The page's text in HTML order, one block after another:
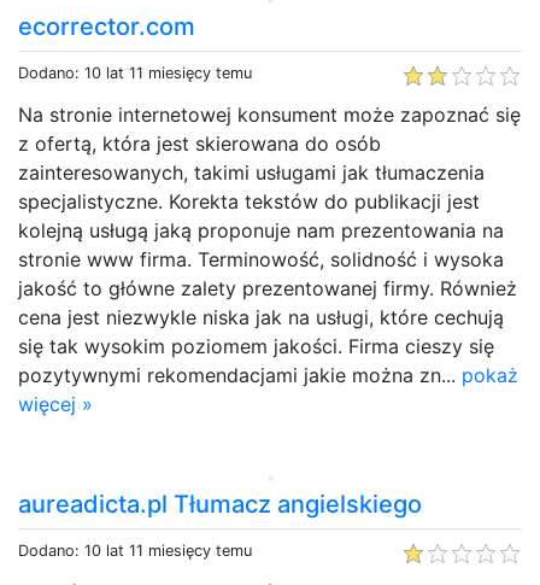
ecorrector.com
Dodano: 10 lat 11 miesięcy temu
Na stronie internetowej konsument może zapoznać się
z ofertą, która jest skierowana do osób
zainteresowanych, takimi usługami jak tłumaczenia
specjalistyczne. Korekta tekstów do publikacji jest
kolejną usługą jaką proponuje nam prezentowania na
stronie www firma. Terminowość, solidność i wysoka
jakość to główne zalety prezentowanej firmy. Również
cena jest niezwykle niska jak na usługi, które cechują
się tak wysokim poziomem jakości. Firma cieszy się
pozytywnymi rekomendacjami jakie można zn... pokaż
więcej »
aureadicta.pl Tłumacz angielskiego
Dodano: 10 lat 11 miesięcy temu